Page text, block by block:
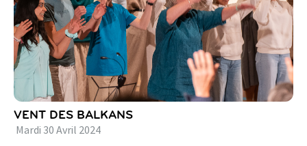
VENT DES BALKANS
Mardi 30 Avril 2024